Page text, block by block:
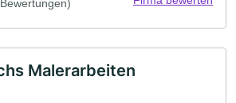
Malerarbeiten